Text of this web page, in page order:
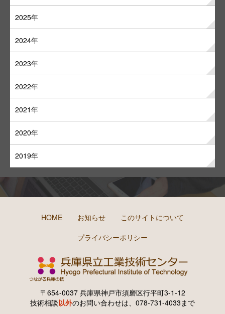
2025年
2024年
2023年
2022年
2021年
2020年
2019年
HOME お知らせ
このサイトについて
プライバシーポリシー
〒654-0037 兵庫県神戸市須磨区行平町3-1-12
技術相談以外のお問い合わせは、078-731-4033まで